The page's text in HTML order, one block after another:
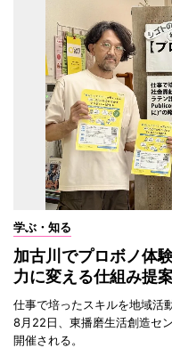
学ぶ・知る
加古川でプロボノ体
力に変える仕組み提
仕事で培ったスキルを地域活
8月22日、東播磨生活創造セ
開催される。